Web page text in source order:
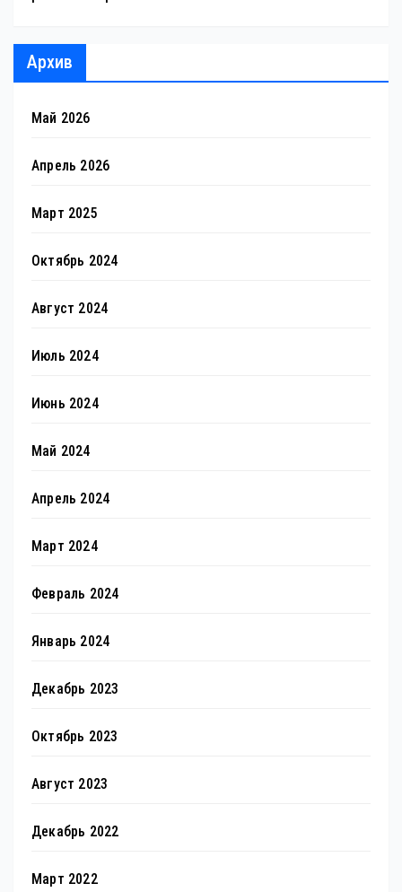
Архив
Май 2026
Апрель 2026
Март 2025
Октябрь 2024
Август 2024
Июль 2024
Июнь 2024
Май 2024
Апрель 2024
Март 2024
Февраль 2024
Январь 2024
Декабрь 2023
Октябрь 2023
Август 2023
Декабрь 2022
Март 2022